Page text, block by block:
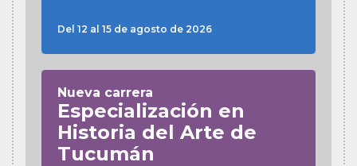
Del 12 al 15 de agosto de 2026
Nueva carrera
Especialización en
Historia del Arte de
Tucumán